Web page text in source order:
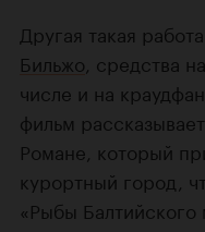
Другая такая
Бильжо , средства
числе и на
фильм
Романе, который
курортный город,
«Рыбы